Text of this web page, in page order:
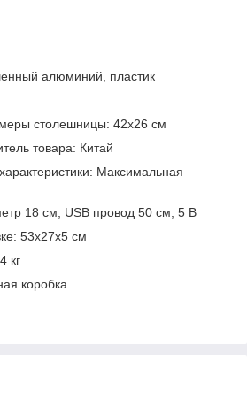
алюминий, пластик
столешницы: 42х26 см
товара: Китай
Максимальная
18 см, USB провод 50 см, 5 В
53х27х5 см
кг
коробка